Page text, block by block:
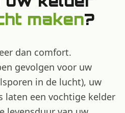
maken?
dan comfort.
gevolgen voor uw
in de lucht), uw
laten een vochtige kelder